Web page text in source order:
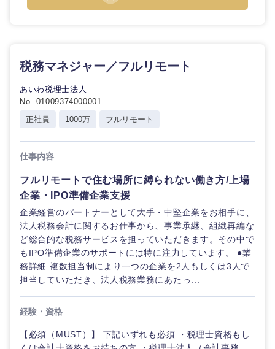
税務マネジャー／フルリモート
あいわ税理士法人
No. 01009374000001
正社員
1000万 フルリモート
仕事内容
フルリモートで住む場所に縛られない働き方/上場
企業・IPO準備企業支援
企業経営のパートナーとして大手・中堅企業をお相手に、
法人税務会計に関するお仕事から、事業承継、組織再編な
ど総合的な税務サービスを担っていただきます。その中で
もIPO準備企業のサポートには特に注力しています。 ●業
務詳細 複数担当制により一つの企業を2人もしくは3人で
担当していただき、法人税務業務にあたっ...
経験・資格
【必須（MUST）】 下記いずれも必須 ・税理士資格もし